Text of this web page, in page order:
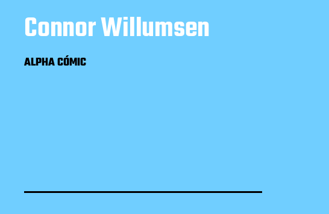
Connor Willumsen
ALPHA CÓMIC